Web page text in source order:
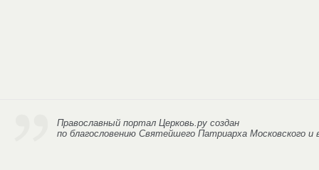
Православный портал Церковь.ру создан
по благословению Святейшего Патриарха Московского и